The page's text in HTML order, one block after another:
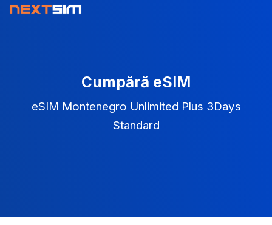
Cumpără eSIM
eSIM Montenegro Unlimited Plus 3Days
Standard